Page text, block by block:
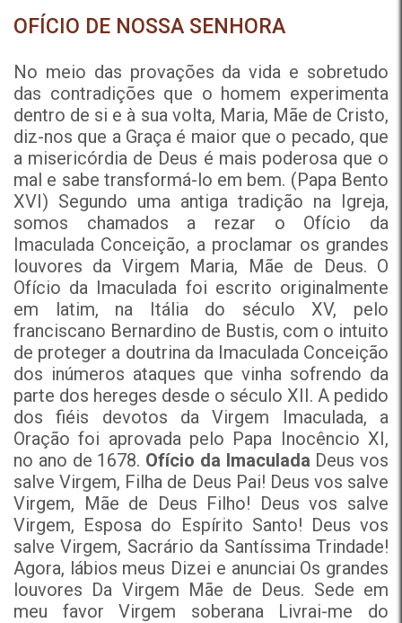
OFÍCIO DE NOSSA SENHORA
No meio das provações da vida e sobretudo
das contradições que o homem experimenta
dentro de si e à sua volta, Maria, Mãe de Cristo,
diz-nos que a Graça é maior que o pecado, que
a misericórdia de Deus é mais poderosa que o
mal e sabe transformá-lo em bem. (Papa Bento
XVI) Segundo uma antiga tradição na Igreja,
somos chamados a rezar o Ofício da
Imaculada Conceição, a proclamar os grandes
louvores da Virgem Maria, Mãe de Deus. O
Ofício da Imaculada foi escrito originalmente
em latim, na Itália do século XV, pelo
franciscano Bernardino de Bustis, com o intuito
de proteger a doutrina da Imaculada Conceição
dos inúmeros ataques que vinha sofrendo da
parte dos hereges desde o século XII. A pedido
dos fiéis devotos da Virgem Imaculada, a
Oração foi aprovada pelo Papa Inocêncio XI,
no ano de 1678. Ofício da Imaculada Deus vos
salve Virgem, Filha de Deus Pai! Deus vos salve
Virgem, Mãe de Deus Filho! Deus vos salve
Virgem, Esposa do Espírito Santo! Deus vos
salve Virgem, Sacrário da Santíssima Trindade!
Agora, lábios meus Dizei e anunciai Os grandes
louvores Da Virgem Mãe de Deus. Sede em
meu favor Virgem soberana Livrai-me do